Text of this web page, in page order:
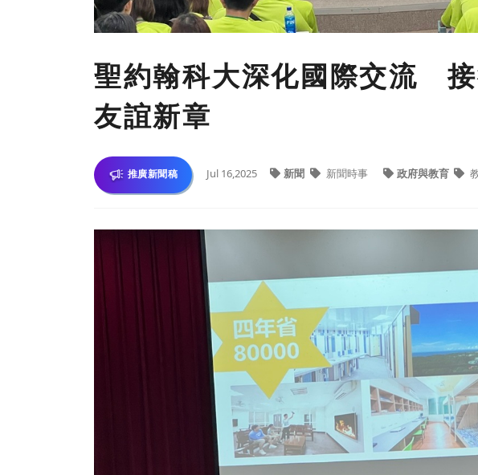
聖約翰科大深化國際交流
友誼新章
推廣新聞稿 Jul 16,2025 新聞 新聞時事 政府與教育